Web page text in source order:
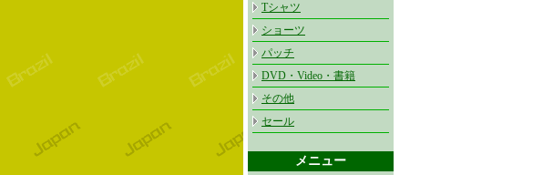
Tシャツ
ショーツ
パッチ
DVD・Video・書籍
その他
セール
メニュー